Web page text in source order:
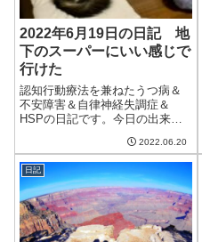
2022年6月19日の日記 地
下のスーパーにいい感じで
行けた
認知行動療法を兼ねたうつ病＆
不安障害＆自律神経失調症＆
HSPの日記です。今日の出来事
いかないけど晴れ間が出て、暑
いけどそれなりに風が涼しい日
だった。ただ家のなかは湿度が
高く、エアコンを除湿でつける
ことに。積極的に...
2022.06.20
日記